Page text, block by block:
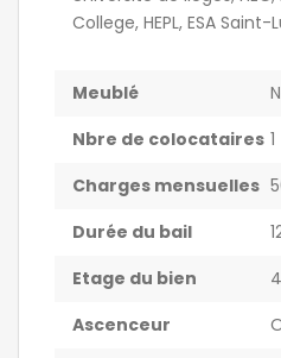
College, HEPL, ESA Saint-
Meublé
Nbre de colocataires 1
Charges mensuelles
Durée du bail
Etage du bien
4
Ascenceur